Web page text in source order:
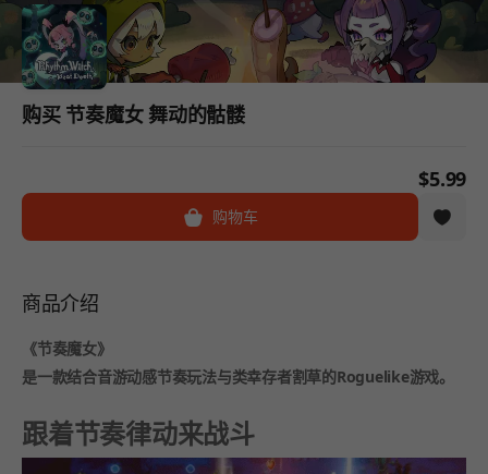
购买 节奏魔女 舞动的骷髅
$5.99
购物车
商品介绍
《节奏魔女》
是一款结合音游动感节奏玩法与类幸存者割草的Roguelike游戏。
跟着节奏律动来战斗